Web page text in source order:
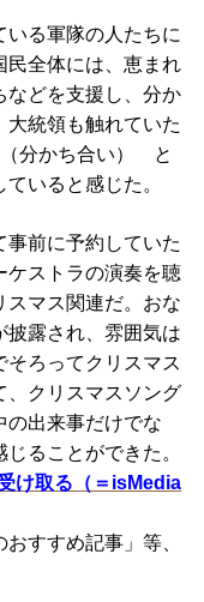
る軍隊の人たちに
民全体には、恵まれ
などを支援し、分か
大統領も触れていた
分かち合い） と
いると感じた。
前に予約していた
ケストラの演奏を聴
スマス関連だ。おな
披露され、雰囲気は
ろってクリスマス
、クリスマスソング
の出来事だけでな
ることができた。
け取る（＝isMedia
すすめ記事」等、